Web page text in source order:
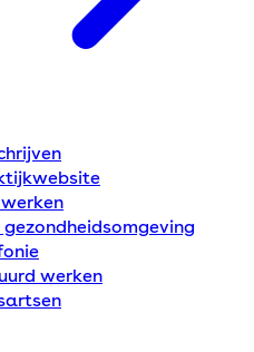
gezondheidsomgeving
werken